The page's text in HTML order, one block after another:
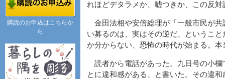
れほどデタラメか、嘘つきか、この反
金田法相や安倍総理が「一般市民が共
い募るのは、実はその逆だ、というこ
か分からない、恐怖の時代が始まる。
読者から電話があった。九日号の小欄
とに違和感がある、と書いた。その違
購読のお申込はこちらか
ら